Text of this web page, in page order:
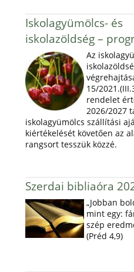
Iskolagyümölcs- és
iskolazöldség –
Az
15/
rendelet
2026/2027
iskolagyümölcs szállítási
kiértékelését követően az
rangsort tesszük közzé.
Szerdai bibliaóra
„Jobban
mint egy:
szép
(Préd 4,9)